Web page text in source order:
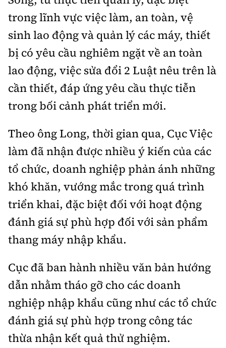
Tổng biên tập:Nguyễn Thị Hồng Nga
Phó Tổng biên tập: Nguyễn Sơn Tùng,
Nguyễn Đức Thắng, La Đức Hùng
Hotline:
0901 514 799
Quảng cáo và Phát hành:
0915 057 282
Email:bandoc@baoxaydung.vn
Cấm sao chép dưới mọi hình thức nếu không có sự
chấp thuận bằng văn bản.
Thông tin tòa
trong lĩnh vực việc làm, an toàn, vệ
sinh lao động và quản lý các máy, thiết
bị có yêu cầu nghiêm ngặt về an toàn
lao động, việc sửa đổi 2 Luật nêu trên là
cần thiết, đáp ứng yêu cầu thực tiễn
trong bối cảnh phát triển mới.
Theo ông Long, thời gian qua, Cục Việc
làm đã nhận được nhiều ý kiến của các
tổ chức, doanh nghiệp phản ánh những
khó khăn, vướng mắc trong quá trình
triển khai, đặc biệt đối với hoạt động
đánh giá sự phù hợp đối với sản phẩm
thang máy nhập khẩu.
Cục đã ban hành nhiều văn bản hướng
dẫn nhằm tháo gỡ cho các doanh
nghiệp nhập khẩu cũng như các tổ chức
đánh giá sự phù hợp trong công tác
thừa nhận kết quả thử nghiệm.